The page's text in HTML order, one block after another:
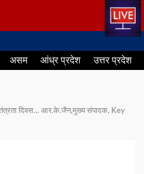
असम आंध्र प्रदेश उत्तर प्रदेश
दिवस… आर.के.जैन,मुख्य संपादक, Key